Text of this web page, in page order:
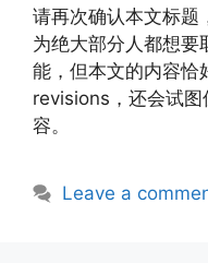
请再次确认本文标题
为绝大部分人都想
能，但本文的内容恰
revisions，还会试图
容。
Leave a